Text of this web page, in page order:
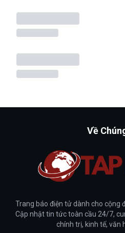
Về
Trang báo điện tử dành cho cộng
Cập nhật tin tức toàn cầu 24/7,
chính trị, kinh tế, văn